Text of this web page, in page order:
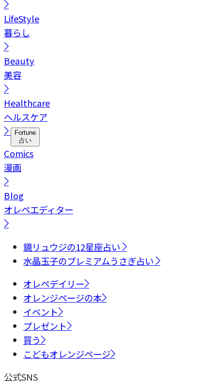
LifeStyle
暮らし
Beauty
美容
Healthcare
ヘルスケア
Fortune
占い
Comics
漫画
Blog
オレペエディター
鏡リュウジの12星座占い
水晶玉子のプレミアムうさぎ占い
オレペデイリー
オレンジページの本
イベント
プレゼント
買う
こどもオレンジページ
公式SNS